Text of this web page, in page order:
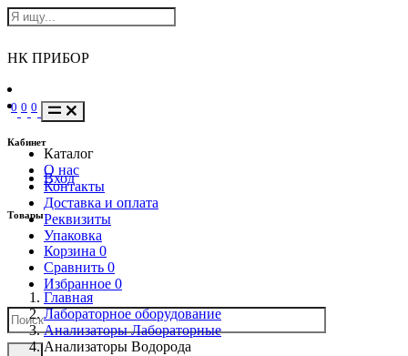
НК ПРИБОР
Кабинет
Вход
Товары
Корзина 0
Сравнить 0
Избранное 0
0 0 0
Каталог
О нас
Контакты
Доставка и оплата
Реквизиты
Упаковка
Главная
Лабораторное оборудование
Анализаторы Лабораторные
Анализаторы Водорода